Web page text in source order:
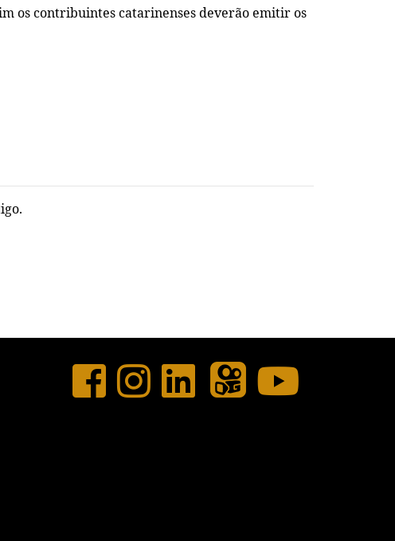
os contribuintes catarinenses deverão emitir os